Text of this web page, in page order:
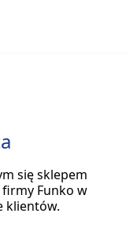
się sklepem
Funko w
klientów.